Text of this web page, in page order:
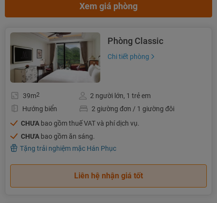
Xem giá phòng
Phòng Classic
Chi tiết phòng
39m2
2 người lớn, 1 trẻ em
Hướng biển
2 giường đơn / 1 giường đôi
CHƯA bao gồm thuế VAT và phí dịch vụ.
CHƯA bao gồm ăn sáng.
Tặng trải nghiệm mặc Hán Phục
Liên hệ nhận giá tốt